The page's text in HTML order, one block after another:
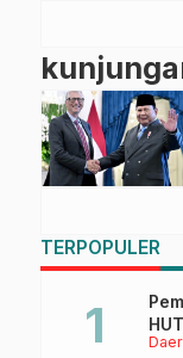
TERPOPULER